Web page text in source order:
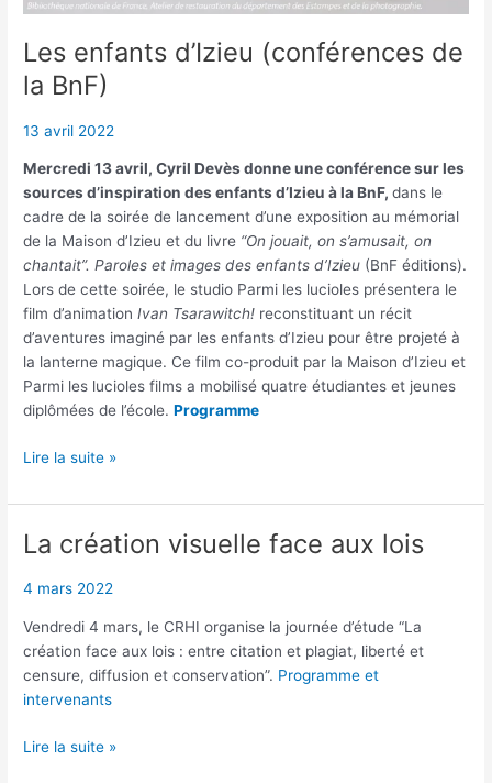
Les enfants d’Izieu (conférences de
la BnF)
13 avril 2022
Mercredi 13 avril, Cyril Devès donne une conférence sur les
sources d’inspiration des enfants d’Izieu à la BnF,dans le
cadre de la soirée de lancement d’une exposition au mémorial
de la Maison d’Izieu et du livre “On jouait, on s’amusait, on
chantait”. Paroles et images des enfants d’Izieu (BnF éditions).
Lors de cette soirée, le studio Parmi les lucioles présentera le
film d’animation Ivan Tsarawitch! reconstituant un récit
d’aventures imaginé par les enfants d’Izieu pour être projeté à
la lanterne magique. Ce film co-produit par la Maison d’Izieu et
Parmi les lucioles films a mobilisé quatre étudiantes et jeunes
diplômées de l’école.Programme
Les
d’Izieu
(conférences
de
Lire la suite »
La création visuelle face aux lois
4 mars 2022
Vendredi 4 mars, le CRHI organise la journée d’étude “La
création face aux lois : entre citation et plagiat, liberté et
censure, diffusion et conservation”. Programme et
intervenants
La
Lire la suite »